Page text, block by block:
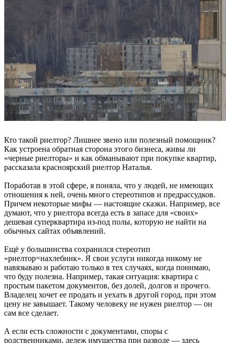
Кто такой риелтор? Лишнее звено или полезный помощник?
Как устроена обратная сторона этого бизнеса, живы ли
«черные риелторы» и как обманывают при покупке квартир,
рассказала красноярский риелтор Наталья.
Поработав в этой сфере, я поняла, что у людей, не имеющих
отношения к ней, очень много стереотипов и предрассудков.
Причем некоторые мифы — настоящие сказки. Например, все
думают, что у риелтора всегда есть в запасе для «своих»
дешевая суперквартира из-под полы, которую не найти на
обычных сайтах объявлений.
Ещё у большинства сохранился стереотип
«риелтор=нахлебник». Я свои услуги никогда никому не
навязываю и работаю только в тех случаях, когда понимаю,
что буду полезна. Например, такая ситуация: квартира с
простым пакетом документов, без долей, долгов и прочего.
Владелец хочет ее продать и уехать в другой город, при этом
цену не завышает. Такому человеку не нужен риелтор — он
сам все сделает.
А если есть сложности с документами, споры с
родственниками, дележ имущества при разводе — здесь